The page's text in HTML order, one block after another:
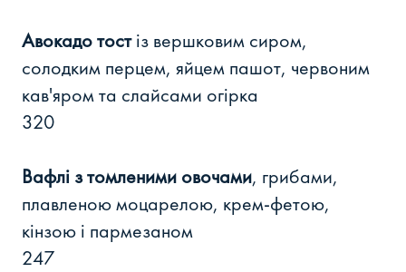
Авокадо тостіз вершковим сиром,
солодким перцем, яйцем пашот, червоним
кав'яром та слайсами огірка
320
Вафлі з томленими овочами, грибами,
плавленою моцарелою, крем-фетою,
кінзою і пармезаном
247